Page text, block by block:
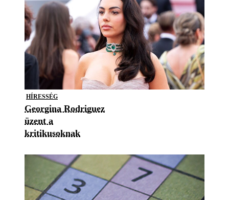
HÍRESSÉG
Georgina Rodriguez
üzent a
kritikusoknak